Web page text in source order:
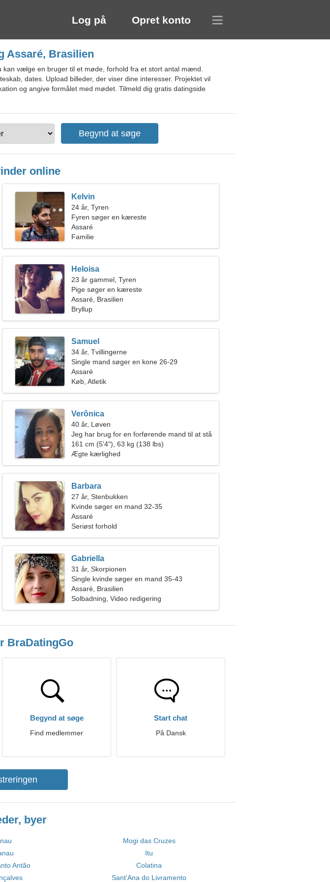
Log på Opret konto
Assaré, Brasilien
vælge en bruger til et møde, forhold fra et stort antal mænd.
dates. Upload billeder, der viser dine interesser. Projektet vil
og angive formålet med mødet. Tilmeld dig gratis datingside
online
Kelvin
24 år, Tyren
Fyren søger en kæreste
Assaré
Familie
Heloisa
23 år gammel, Tyren
Pige søger en kæreste
Assaré, Brasilien
Bryllup
Samuel
34 år, Tvillingerne
Single mand søger en kone 26-29
Assaré
Køb, Atletik
Verônica
40 år, Løven
Jeg har brug for en forførende mand til at stå
på ski sammen
161 cm (5'4"), 63 kg (138 lbs)
Ægte kærlighed
Barbara
27 år, Stenbukken
Kvinde søger en mand 32-35
Assaré
Seriøst forhold
Gabriella
31 år, Skorpionen
Single kvinde søger en mand 35-43
Assaré, Brasilien
Solbadning, Video redigering
BraDatingGo
Begynd at søge
Find medlemmer
Start chat
På Dansk
byer
Mogi das Cruzes
Itu
Antão
Colatina
Sant'Ana do Livramento